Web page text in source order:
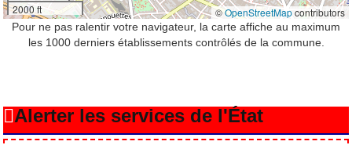
2000 ft
©OpenStreetMapcontributors
Pour ne pas ralentir votre navigateur, la carte affiche au maximum
les 1000 derniers établissements contrôlés de la commune.
Alerter les services de l'État